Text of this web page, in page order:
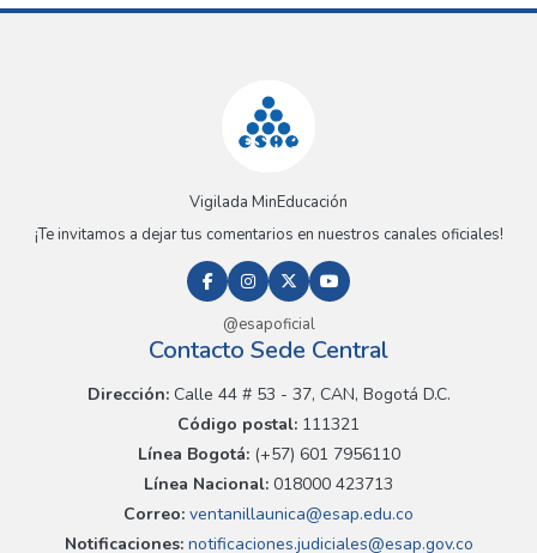
Vigilada MinEducación
¡Te invitamos a dejar tus comentarios en nuestros canales oficiales!
@esapoficial
Contacto Sede Central
Dirección:Calle 44 # 53 - 37, CAN, Bogotá D.C.
Código postal: 111321
Línea Bogotá:(+57) 601 7956110
Línea Nacional: 018000 423713
Correo: ventanillaunica@esap.edu.co
Notificaciones:notificaciones.judiciales@esap.gov.co